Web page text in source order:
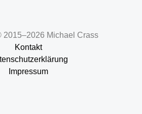
2015–2026 Michael Crass
Kontakt
Impressum